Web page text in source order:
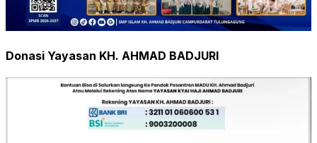
Donasi Yayasan KH. AHMAD BADJURI